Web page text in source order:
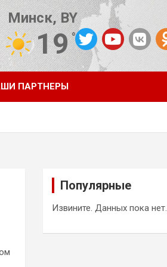
Минск, BY
19°C
от OpenWeatherMap
ПАРТНЕРЫ
Популярные
Извините. Данных пока нет.